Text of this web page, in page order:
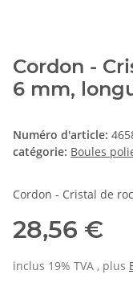
Cordon -
6 mm,
Numéro d'article:
catégorie: Boules
Cordon - Cristal de
28,56 €
inclus 19% TVA , plus